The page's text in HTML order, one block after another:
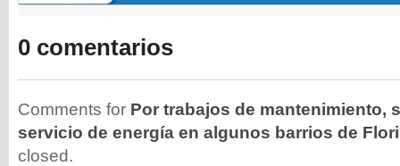
0 comentarios
Comments for Por trabajos de mantenimiento,
servicio de energía en algunos barrios de
closed.